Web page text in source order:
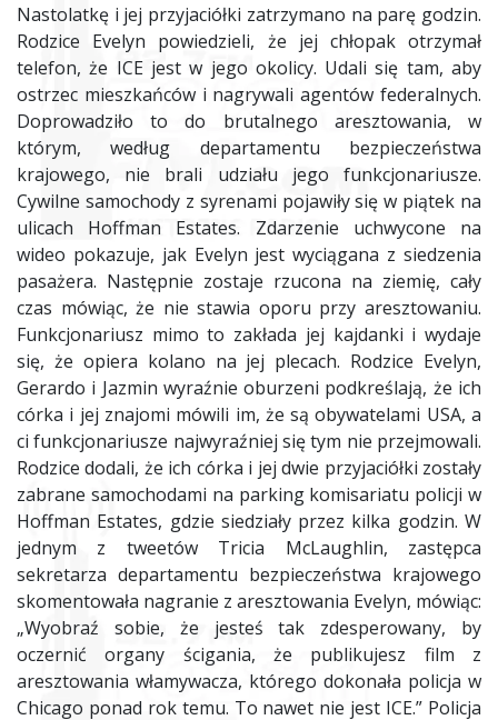
Nastolatkę i jej przyjaciółki zatrzymano na parę godzin.
Rodzice Evelyn powiedzieli, że jej chłopak otrzymał
telefon, że ICE jest w jego okolicy. Udali się tam, aby
ostrzec mieszkańców i nagrywali agentów federalnych.
Doprowadziło to do brutalnego aresztowania, w
którym, według departamentu bezpieczeństwa
krajowego, nie brali udziału jego funkcjonariusze.
Cywilne samochody z syrenami pojawiły się w piątek na
ulicach Hoffman Estates. Zdarzenie uchwycone na
wideo pokazuje, jak Evelyn jest wyciągana z siedzenia
pasażera. Następnie zostaje rzucona na ziemię, cały
czas mówiąc, że nie stawia oporu przy aresztowaniu.
Funkcjonariusz mimo to zakłada jej kajdanki i wydaje
się, że opiera kolano na jej plecach. Rodzice Evelyn,
Gerardo i Jazmin wyraźnie oburzeni podkreślają, że ich
córka i jej znajomi mówili im, że są obywatelami USA, a
ci funkcjonariusze najwyraźniej się tym nie przejmowali.
Rodzice dodali, że ich córka i jej dwie przyjaciółki zostały
zabrane samochodami na parking komisariatu policji w
Hoffman Estates, gdzie siedziały przez kilka godzin. W
jednym z tweetów Tricia McLaughlin, zastępca
sekretarza departamentu bezpieczeństwa krajowego
skomentowała nagranie z aresztowania Evelyn, mówiąc:
„Wyobraź sobie, że jesteś tak zdesperowany, by
oczernić organy ścigania, że publikujesz film z
aresztowania włamywacza, którego dokonała policja w
Chicago ponad rok temu. To nawet nie jest ICE.” Policja